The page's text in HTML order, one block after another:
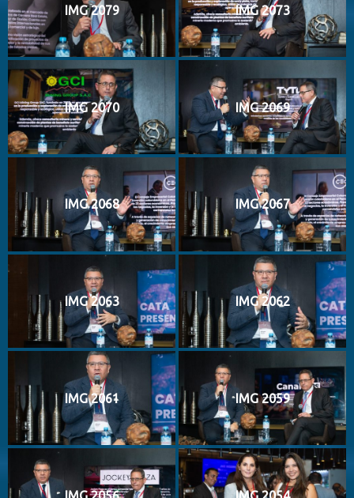
IMG 2079 IMG 2073
IMG 2070 IMG 2069
IMG 2068 IMG 2067
IMG 2063 IMG 2062
IMG 2061 IMG 2059